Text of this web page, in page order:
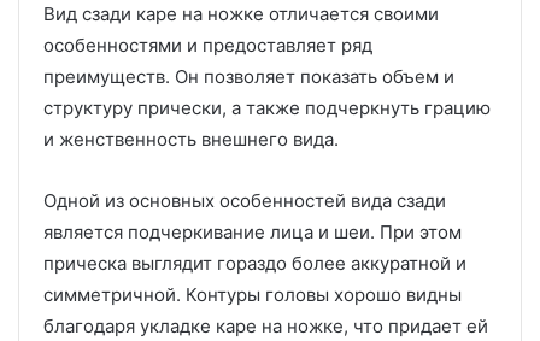
Вид сзади каре на ножке отличается своими
особенностями и предоставляет ряд
преимуществ. Он позволяет показать объем и
структуру прически, а также подчеркнуть грацию
и женственность внешнего вида.
Одной из основных особенностей вида сзади
является подчеркивание лица и шеи. При этом
прическа выглядит гораздо более аккуратной и
симметричной. Контуры головы хорошо видны
благодаря укладке каре на ножке, что придает ей